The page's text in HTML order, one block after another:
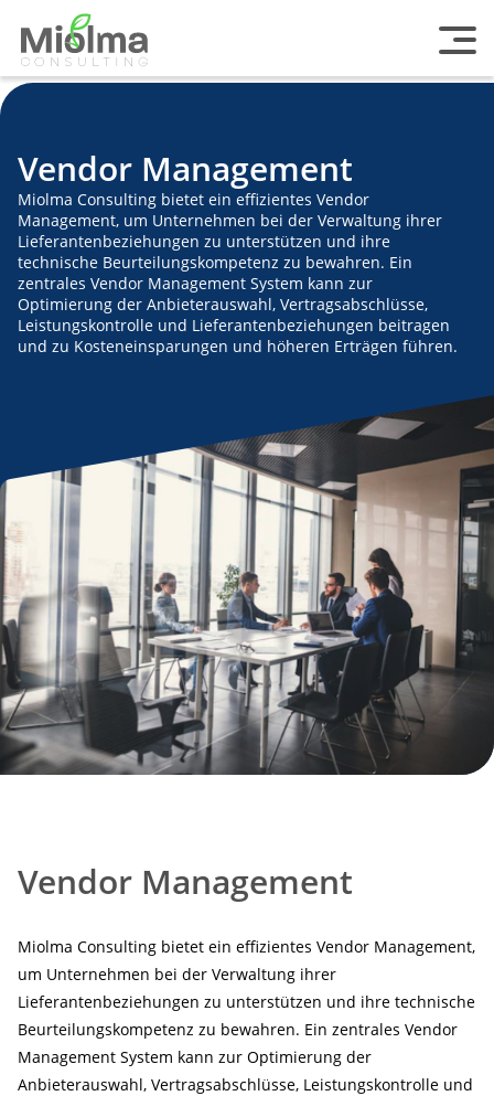
Vendor Management
Miolma Consulting bietet ein effizientes Vendor
Management, um Unternehmen bei der Verwaltung ihrer
Lieferantenbeziehungen zu unterstützen und ihre
technische Beurteilungskompetenz zu bewahren. Ein
zentrales Vendor Management System kann zur
Optimierung der Anbieterauswahl, Vertragsabschlüsse,
Leistungskontrolle und Lieferantenbeziehungen beitragen
und zu Kosteneinsparungen und höheren Erträgen führen.
Vendor Management
Miolma Consulting bietet ein effizientes Vendor Management,
um Unternehmen bei der Verwaltung ihrer
Lieferantenbeziehungen zu unterstützen und ihre technische
Beurteilungskompetenz zu bewahren. Ein zentrales Vendor
Management System kann zur Optimierung der
Anbieterauswahl, Vertragsabschlüsse, Leistungskontrolle und